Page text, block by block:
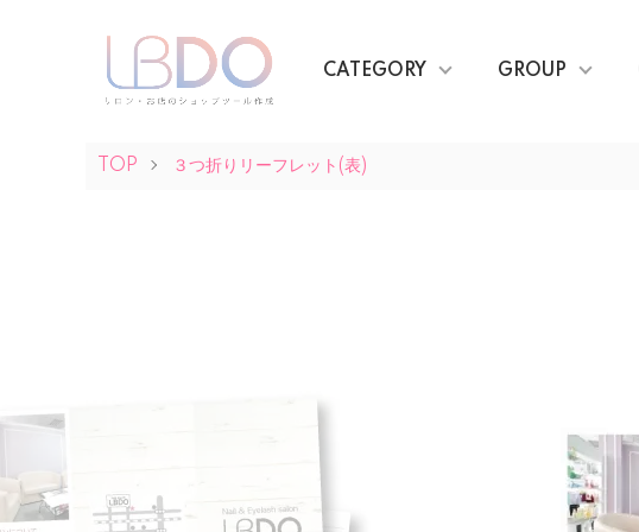
CATEGORY GROUP
TOP ３つ折りリーフレット(表)